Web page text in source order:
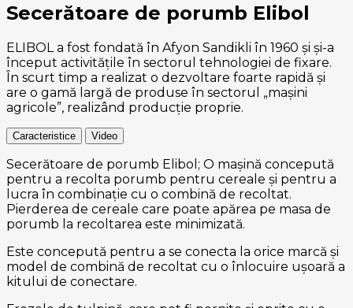
Secerătoare de porumb Elibol
ELIBOL a fost fondată în Afyon Sandikli în 1960 și și-a
început activitățile în sectorul tehnologiei de fixare.
În scurt timp a realizat o dezvoltare foarte rapidă și
are o gamă largă de produse în sectorul „mașini
agricole”, realizând producție proprie.
Caracteristice Video
Secerătoare de porumb Elibol; O mașină concepută
pentru a recolta porumb pentru cereale și pentru a
lucra în combinație cu o combină de recoltat.
Pierderea de cereale care poate apărea pe masa de
porumb la recoltarea este minimizată.
Este concepută pentru a se conecta la orice marcă și
model de combină de recoltat cu o înlocuire ușoară a
kitului de conectare.